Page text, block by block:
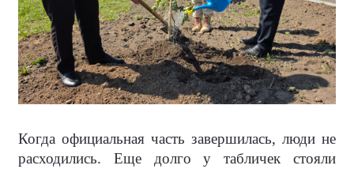
Когда официальная часть завершилась, люди не
расходились. Еще долго у табличек стояли